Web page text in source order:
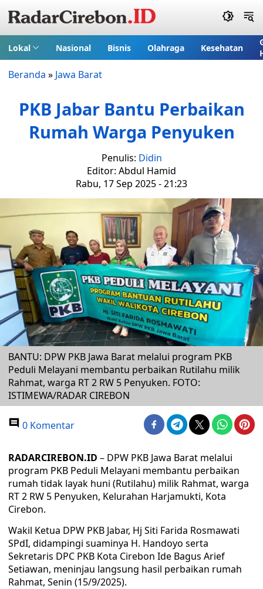
Lokal Nasional Bisnis Olahraga Kesehatan
Beranda » Jawa Barat
PKB Jabar Bantu Perbaikan
Rumah Warga Penyuken
Penulis: Didin
Editor: Abdul Hamid
Rabu, 17 Sep 2025 - 21:23
BANTU: DPW PKB Jawa Barat melalui program PKB
Peduli Melayani membantu perbaikan Rutilahu milik
Rahmat, warga RT 2 RW 5 Penyuken. FOTO:
ISTIMEWA/RADAR CIREBON
0 Komentar
RADARCIREBON.ID – DPW PKB Jawa Barat melalui
program PKB Peduli Melayani membantu perbaikan
rumah tidak layak huni (Rutilahu) milik Rahmat, warga
RT 2 RW 5 Penyuken, Kelurahan Harjamukti, Kota
Cirebon.
Wakil Ketua DPW PKB Jabar, Hj Siti Farida Rosmawati
SPdI, didampingi suaminya H. Handoyo serta
Sekretaris DPC PKB Kota Cirebon Ide Bagus Arief
Setiawan, meninjau langsung hasil perbaikan rumah
Rahmat, Senin (15/9/2025).